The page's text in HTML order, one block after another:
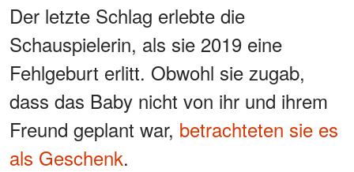
Der letzte Schlag erlebte die
Schauspielerin, als sie 2019 eine
Fehlgeburt erlitt. Obwohl sie zugab,
dass das Baby nicht von ihr und ihrem
Freund geplant war, betrachteten sie es
als Geschenk.